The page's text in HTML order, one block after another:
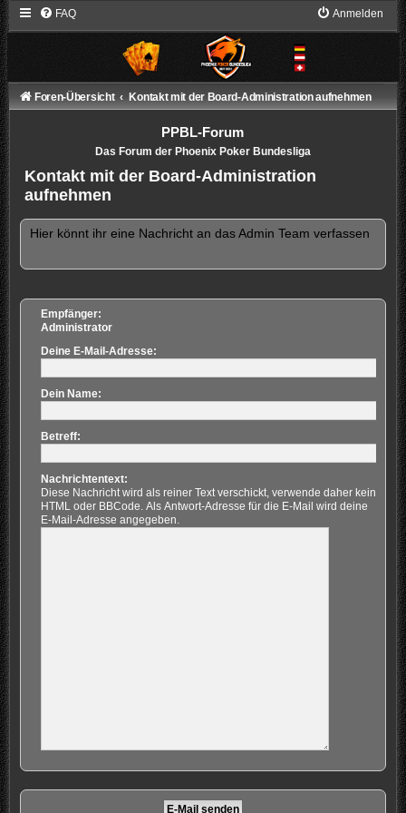
FAQ Anmelden
Foren-Übersicht Kontakt mit der Board-Administration aufnehmen
PPBL-Forum
Das Forum der Phoenix Poker Bundesliga
Kontakt mit der Board-Administration
aufnehmen
Hier könnt ihr eine Nachricht an das Admin Team verfassen
Empfänger:
Administrator
Deine E-Mail-Adresse:
Dein Name:
Betreff:
Nachrichtentext:
Diese Nachricht wird als reiner Text verschickt, verwende daher kein
HTML oder BBCode. Als Antwort-Adresse für die E-Mail wird deine
E-Mail-Adresse angegeben.